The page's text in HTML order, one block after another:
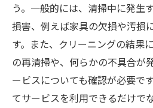
う。一般的には、清掃中に発生
損害、例えば家具の欠損や汚損
す。また、クリーニングの結果
の再清掃や、何らかの不具合が
ービスについても確認が必要で
てサービスを利用できるだけで